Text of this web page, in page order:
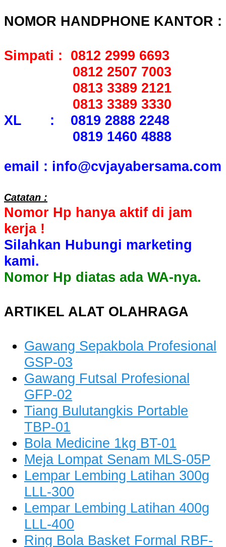
NOMOR HANDPHONE KANTOR :
Simpati : 0812 2999 6693
0812 2507 7003
0813 3389 2121
0813 3389 3330
XL : 0819 2888 2248
0819 1460 4888
email : info@cvjayabersama.com
Catatan :
Nomor Hp hanya aktif di jam
kerja !
Silahkan Hubungi marketing
kami.
Nomor Hp diatas ada WA-nya.
ARTIKEL ALAT OLAHRAGA
Gawang Sepakbola Profesional
GSP-03
Gawang Futsal Profesional
GFP-02
Tiang Bulutangkis Portable
TBP-01
Bola Medicine 1kg BT-01
Meja Lompat Senam MLS-05P
Lempar Lembing Latihan 300g
LLL-300
Lempar Lembing Latihan 400g
LLL-400
Ring Bola Basket Formal RBF-